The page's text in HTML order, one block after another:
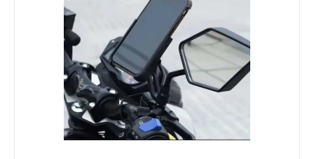
160,00 TL
SEPETE EKLE
Add to compare
Add to wishlist